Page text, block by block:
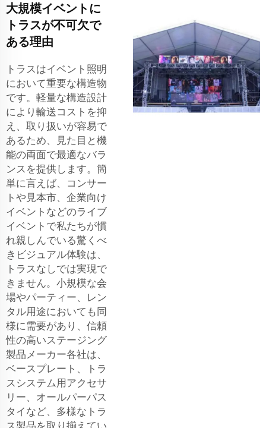
大規模イベントに
トラスが不可欠で
ある理由
トラスはイベント照明
において重要な構造物
です。軽量な構造設計
により輸送コストを抑
え、取り扱いが容易で
あるため、見た目と機
能の両面で最適なバラ
ンスを提供します。簡
単に言えば、コンサー
トや見本市、企業向け
イベントなどのライブ
イベントで私たちが慣
れ親しんでいる驚くべ
きビジュアル体験は、
トラスなしでは実現で
きません。小規模な会
場やパーティー、レン
タル用途においても同
様に需要があり、信頼
性の高いステージング
製品メーカー各社は、
ベースプレート、トラ
スシステム用アクセサ
リー、オールパーパス
タイなど、多様なトラ
ス製品を取り揃えてい